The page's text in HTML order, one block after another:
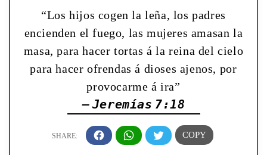
“Los hijos cogen la leña, los padres
encienden el fuego, las mujeres amasan la
masa, para hacer tortas á la reina del cielo
para hacer ofrendas á dioses ajenos, por
provocarme á ira”
— Jeremías 7:18